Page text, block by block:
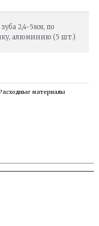
2,4-5мм, по
алюминию (5 шт.)
материалы